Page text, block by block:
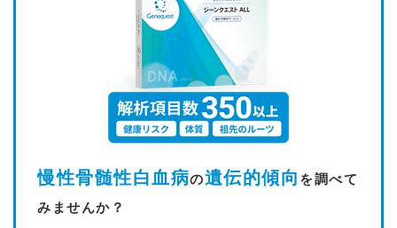
慢性骨髄性白血病の遺伝的傾向 を調べて
みませんか？